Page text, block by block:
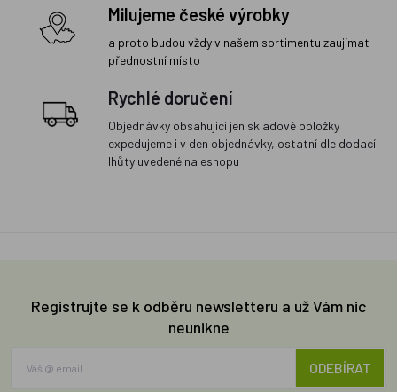
Milujeme české výrobky
a proto budou vždy v našem sortimentu zaujímat
přednostní místo
Rychlé doručení
Objednávky obsahující jen skladové položky
expedujeme i v den objednávky, ostatní dle dodací
lhůty uvedené na eshopu
Registrujte se k odběru newsletteru a už Vám nic
neunikne
ODEBÍRAT